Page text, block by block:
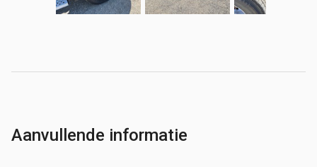
Aanvullende informatie